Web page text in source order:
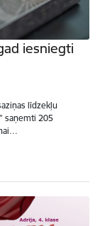
iesniegti
līdzekļu
saņemti 205